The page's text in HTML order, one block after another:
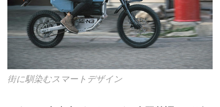
街に馴染むスマートデザイン